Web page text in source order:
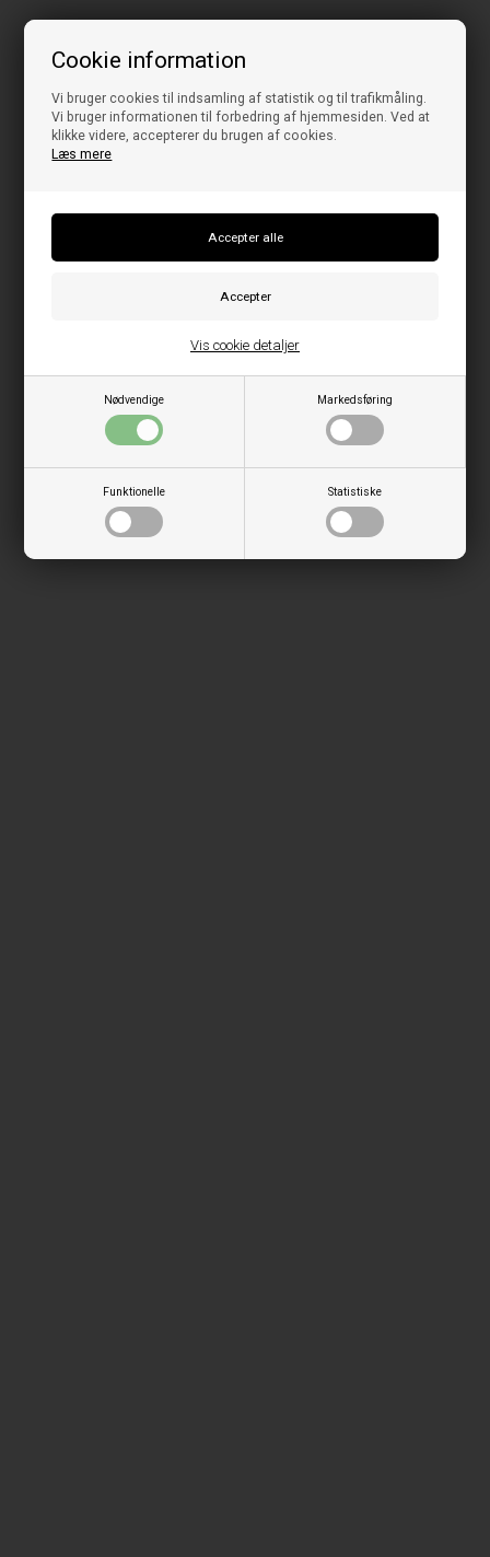
Cookie information
Vi bruger cookies til indsamling af statistik og til trafikmåling.
Vi bruger informationen til forbedring af hjemmesiden. Ved at
klikke videre, accepterer du brugen af cookies.
Læs mere
Nødvendige Markedsføring
Funktionelle Statistiske
Vis cookie detaljer